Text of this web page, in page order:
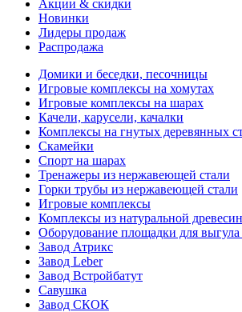
Акции & скидки
Новинки
Лидеры продаж
Распродажа
Домики и беседки, песочницы
Игровые комплексы на хомутах
Игровые комплексы на шарах
Качели, карусели, качалки
Комплексы на гнутых деревянных
Скамейки
Спорт на шарах
Тренажеры из нержавеющей стали
Горки трубы из нержавеющей стали
Игровые комплексы
Комплексы из натуральной
Оборудование площадки для выгула
Завод Атрикс
Завод Leber
Завод Встройбатут
Савушка
Завод СКОК